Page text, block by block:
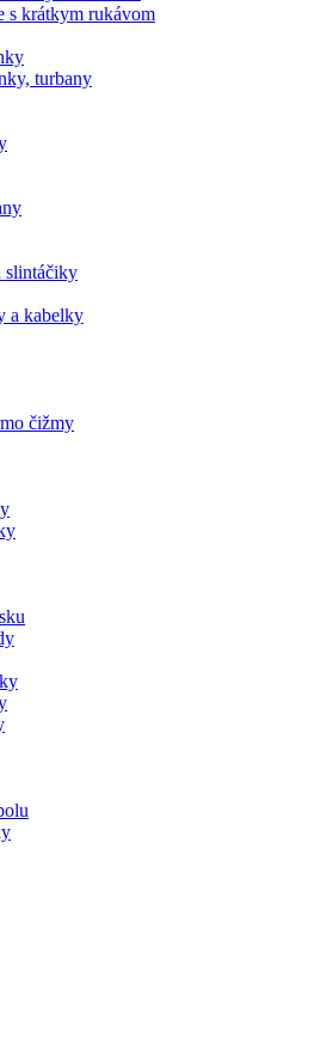
s krátkym rukávom
turbany
slintáčiky
a kabelky
čižmy